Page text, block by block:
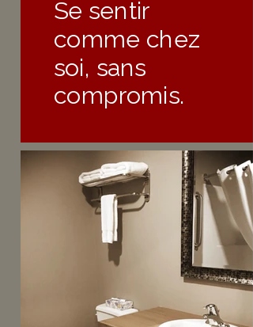
Se sentir
comme chez
soi, sans
compromis.